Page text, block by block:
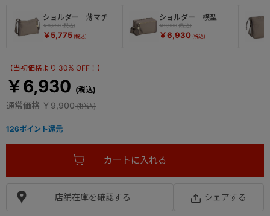
【当初価格より 30% OFF！】
￥6,930
通常価格￥9,900
ショルダー 薄マチ
￥8,250
￥5,775
ショルダー 横型
￥9,900
￥6,930
店舗在庫を確認する シェアする
126ポイント還元